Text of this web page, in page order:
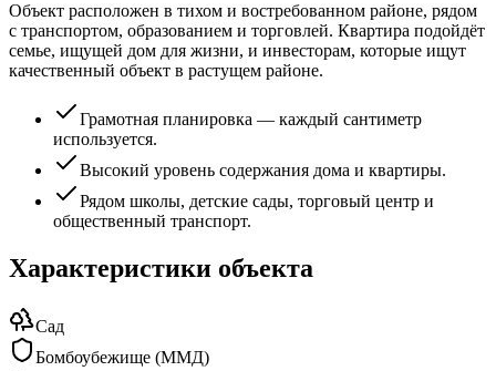
Объект расположен в тихом и востребованном районе, рядом
с транспортом, образованием и торговлей. Квартира подойдёт
семье, ищущей дом для жизни, и инвесторам, которые ищут
качественный объект в растущем районе.
Грамотная планировка — каждый сантиметр
используется.
Высокий уровень содержания дома и квартиры.
Рядом школы, детские сады, торговый центр и
общественный транспорт.
Характеристики объекта
Сад
Бомбоубежище (ММД)